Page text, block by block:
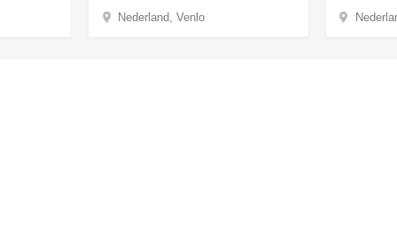
Nederland, Venlo